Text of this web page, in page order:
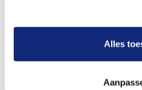
Alles
Een betere uitvaart